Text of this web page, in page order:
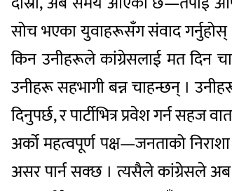
सोच भएका युवाहरूसँग संवाद
किन उनीहरूले कांग्रेसलाई मत दिन
उनीहरू सहभागी बन्न चाहन्छन् ।
दिनुपर्छ, र पार्टीभित्र प्रवेश गर्न सहज
अर्को महत्वपूर्ण पक्ष—जनताको
असर पार्न सक्छ । त्यसैले कांग्रेसले अब